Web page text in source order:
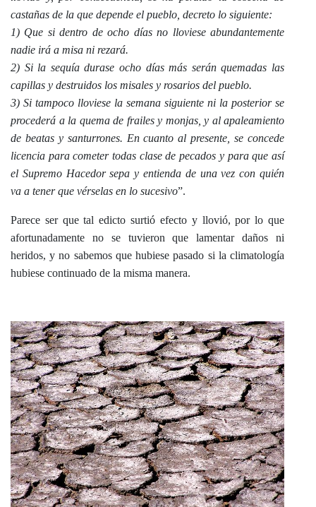
castañas de la que depende el pueblo, decreto lo siguiente:
1) Que si dentro de ocho días no lloviese abundantemente
nadie irá a misa ni rezará.
2) Si la sequía durase ocho días más serán quemadas las
capillas y destruidos los misales y rosarios del pueblo.
3) Si tampoco lloviese la semana siguiente ni la posterior se
procederá a la quema de frailes y monjas, y al apaleamiento
de beatas y santurrones. En cuanto al presente, se concede
licencia para cometer todas clase de pecados y para que así
el Supremo Hacedor sepa y entienda de una vez con quién
va a tener que vérselas en lo sucesivo”.
Parece ser que tal edicto surtió efecto y llovió, por lo que
afortunadamente no se tuvieron que lamentar daños ni
heridos, y no sabemos que hubiese pasado si la climatología
hubiese continuado de la misma manera.